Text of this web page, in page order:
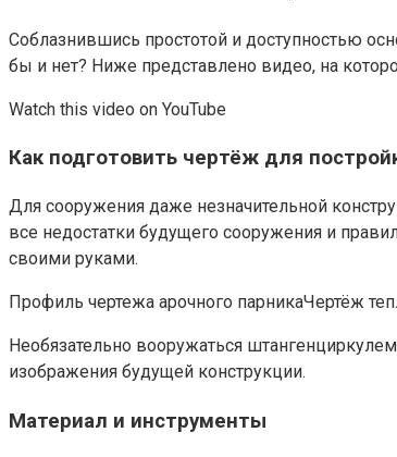
Соблазнившись простотой и доступностью
бы и нет? Ниже представлено видео, на
Watch this video on YouTube
Как подготовить чертёж для
Для сооружения даже незначительной
все недостатки будущего сооружения и
своими руками.
Профиль чертежа арочного парникаЧертёж
Необязательно вооружаться
изображения будущей конструкции.
Материал и инструменты